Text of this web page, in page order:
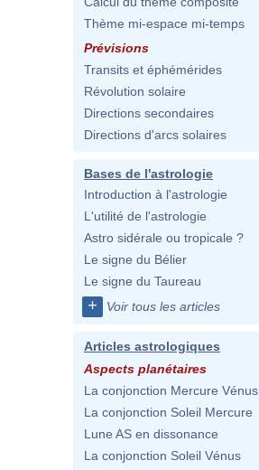
Thème mi-espace mi-temps
Prévisions
Transits et éphémérides
Révolution solaire
Directions secondaires
Directions d'arcs solaires
Bases de l'astrologie
Introduction à l'astrologie
L'utilité de l'astrologie
Astro sidérale ou tropicale ?
Le signe du Bélier
Le signe du Taureau
+ Voir tous les articles
Articles astrologiques
Aspects planétaires
La conjonction Mercure Vénus
La conjonction Soleil Mercure
Lune AS en dissonance
La conjonction Soleil Vénus